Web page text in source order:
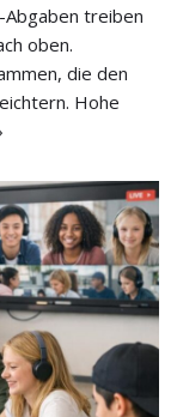
Abgaben treiben
oben.
die den
Hohe